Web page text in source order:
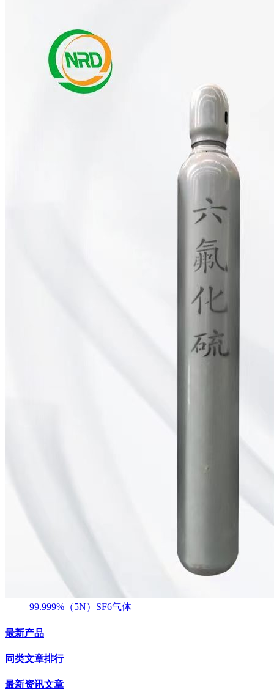
99.999%（5N）SF6气体
最新产品
同类文章排行
最新资讯文章